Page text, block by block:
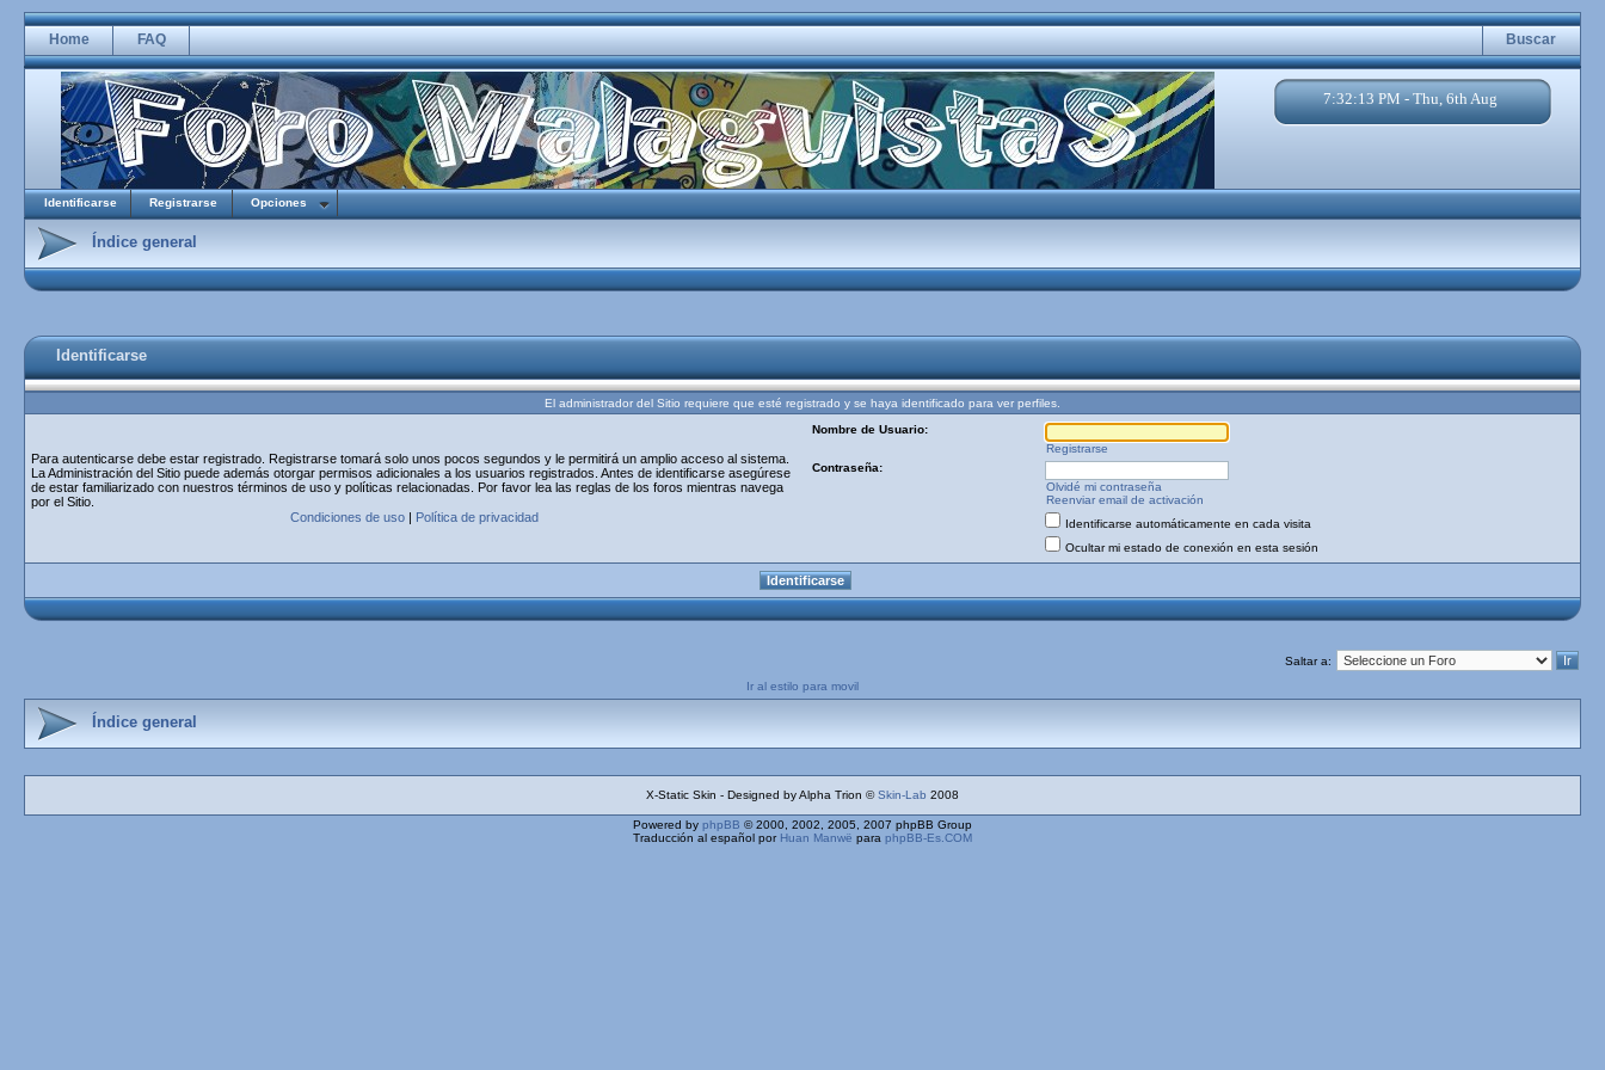
Home FAQ Buscar
7:32:13 PM - Thu, 6th Aug
Identificarse Registrarse Opciones
Índice general
Identificarse
El administrador del Sitio requiere que esté registrado y se haya identificado para ver perfiles.
Para autenticarse debe estar registrado. Registrarse tomará solo unos pocos segundos y le permitirá un amplio acceso al sistema.
La Administración del Sitio puede además otorgar permisos adicionales a los usuarios registrados. Antes de identificarse asegúrese
de estar familiarizado con nuestros términos de uso y políticas relacionadas. Por favor lea las reglas de los foros mientras navega
por el Sitio.
Condiciones de uso| Política de privacidad
Nombre de Usuario:
Registrarse
Contraseña:
Olvidé mi contraseña
Reenviar email de activación
Identificarse automáticamente en cada visita
Ocultar mi estado de conexión en esta sesión
Saltar a:
Ir al estilo para movil
Índice general
X-Static Skin - Designed by Alpha Trion ©Skin-Lab 2008
Powered by phpBB © 2000, 2002, 2005, 2007 phpBB Group
Traducción al español por Huan Manwë para phpBB-Es.COM